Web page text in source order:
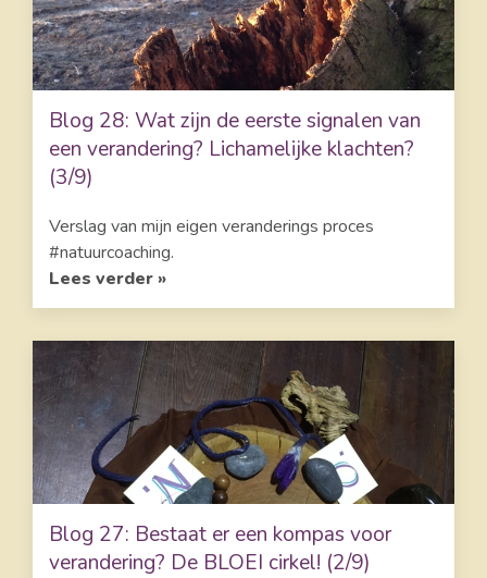
Blog 28: Wat zijn de eerste signalen van
een verandering? Lichamelijke klachten?
(3/9)
Verslag van mijn eigen veranderings proces
#natuurcoaching.
Lees verder »
Blog 27: Bestaat er een kompas voor
verandering? De BLOEI cirkel! (2/9)